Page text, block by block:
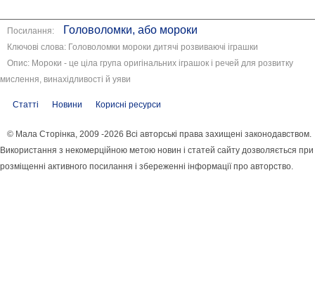
Посилання: Головоломки, або мороки
Ключові слова: Головоломки мороки дитячі розвиваючі іграшки
Опис: Мороки - це ціла група оригінальних іграшок і речей для розвитку
мислення, винахідливості й уяви
Статті Новини Корисні ресурси
© Мала Сторінка, 2009 -2026 Всі авторські права захищені законодавством.
Використання з некомерційною метою новин і статей сайту дозволяється при
розміщенні активного посилання і збереженні інформації про авторство.